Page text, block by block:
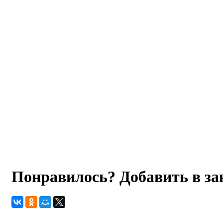
Понравилось? Добавить в